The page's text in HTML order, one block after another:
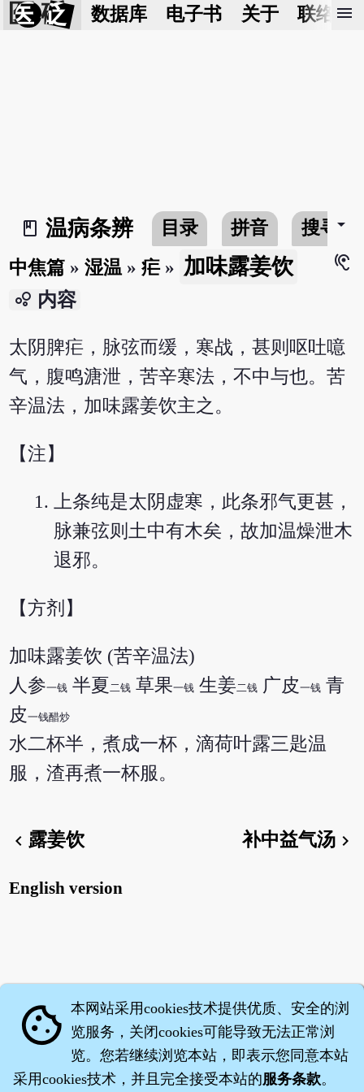
医 砭 数据库 电子书 关于 联络我
menu
book_2
温病条辨 目录 拼音 搜寻arrow_drop_down
中焦篇 »湿温 »疟» 加味露姜饮
hearing
bubble_chart 内容
太阴脾疟，脉弦而缓，寒战，甚则呕吐噫
气，腹鸣溏泄，苦辛寒法，不中与也。苦
辛温法，加味露姜饮主之。
【注】
上条纯是太阴虚寒，此条邪气更甚，
脉兼弦则土中有木矣，故加温燥泄木
退邪。
【方剂】
加味露姜饮 (苦辛温法)
人参一钱 半夏 二钱 草果一钱 生姜 二钱 广皮一钱 青
皮一钱醋炒
水二杯半，煮成一杯，滴荷叶露三匙温
服，渣再煮一杯服。
chevron_left露姜饮 补中益气汤chevron_right
English version
cookie 本网站采用cookies技术提供优质、安全的浏
览服务，关闭cookies可能导致无法正常浏
览。您若继续浏览本站，即表示您同意本站
采用cookies技术，并且完全接受本站的服务条款。